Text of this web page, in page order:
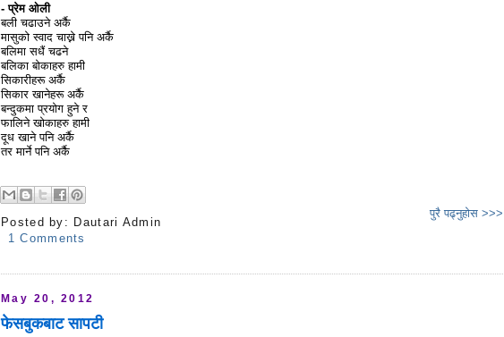
- प्रेम ओली
बली चढाउने अर्कै
मासुको स्वाद चाख्ने पनि अर्कै
बलिमा सधैं चढने
बलिका बोकाहरु हामी
सिकारीहरू अर्कै
सिकार खानेहरू अर्कै
बन्दुकमा प्रयोग हुने र
फालिने खोकाहरु हामी
दूध खाने पनि अर्कै
तर मार्ने पनि अर्कै
पुरै पढ्नुहोस >>>
Posted by: Dautari Admin
1 Comments
May 20, 2012
फेसबुकबाट सापटी